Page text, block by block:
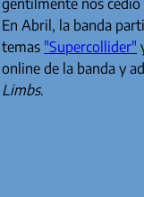
En Abril, la banda
temas "Supercollider"
online de la banda y
Limbs.